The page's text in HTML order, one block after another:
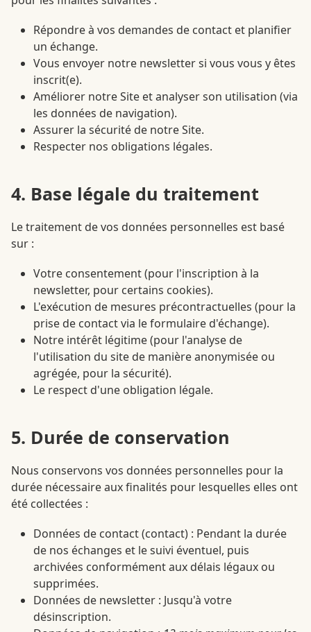
Répondre à vos demandes de contact et planifier
un échange.
Vous envoyer notre newsletter si vous vous y êtes
inscrit(e).
Améliorer notre Site et analyser son utilisation (via
les données de navigation).
Assurer la sécurité de notre Site.
Respecter nos obligations légales.
4. Base légale du traitement
Le traitement de vos données personnelles est basé
sur :
Votre consentement (pour l'inscription à la
newsletter, pour certains cookies).
L'exécution de mesures précontractuelles (pour la
prise de contact via le formulaire d'échange).
Notre intérêt légitime (pour l'analyse de
l'utilisation du site de manière anonymisée ou
agrégée, pour la sécurité).
Le respect d'une obligation légale.
5. Durée de conservation
Nous conservons vos données personnelles pour la
durée nécessaire aux finalités pour lesquelles elles ont
été collectées :
Données de contact (contact) : Pendant la durée
de nos échanges et le suivi éventuel, puis
archivées conformément aux délais légaux ou
supprimées.
Données de newsletter : Jusqu'à votre
désinscription.